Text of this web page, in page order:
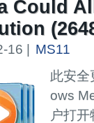
Could
16 |
MS11
此安全
ows
户打